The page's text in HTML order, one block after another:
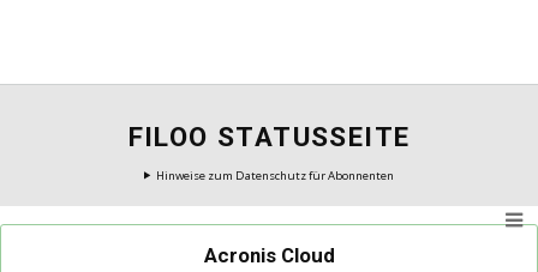
FILOO STATUSSEITE
Hinweise zum Datenschutz für Abonnenten
Acronis Cloud